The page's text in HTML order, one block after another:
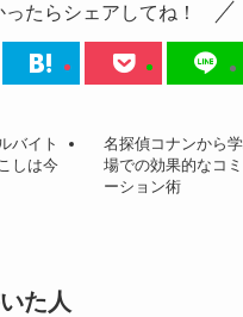
ったらシェアしてね！
バイト
しは今
名探偵コナンから
場での効果的なコ
ーション術
た人